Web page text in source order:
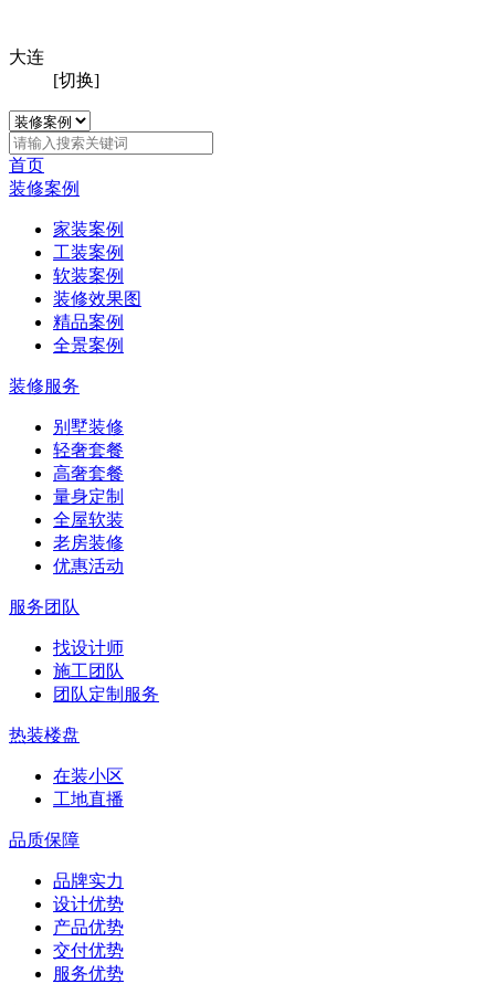
大连
[切换]
首页
装修案例
家装案例
工装案例
软装案例
装修效果图
精品案例
全景案例
装修服务
别墅装修
轻奢套餐
高奢套餐
量身定制
全屋软装
老房装修
优惠活动
服务团队
找设计师
施工团队
团队定制服务
热装楼盘
在装小区
工地直播
品质保障
品牌实力
设计优势
产品优势
交付优势
服务优势